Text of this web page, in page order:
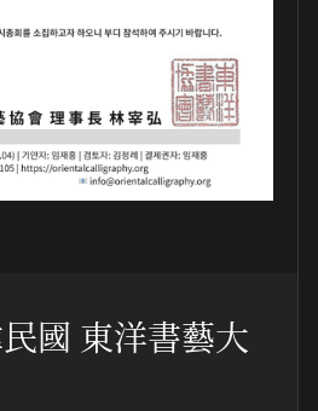
國 東洋書藝大